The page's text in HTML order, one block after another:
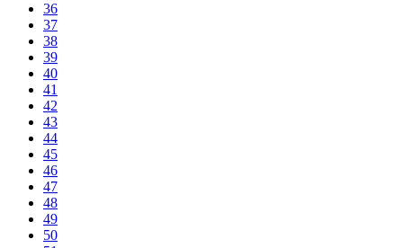
36
37
38
39
40
41
42
43
44
45
46
47
48
49
50